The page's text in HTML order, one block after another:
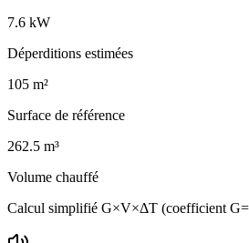
7.6 kW
Déperditions estimées
105 m²
Surface de référence
262.5 m³
Volume chauffé
Calcul simplifié G×V×ΔT (coefficient